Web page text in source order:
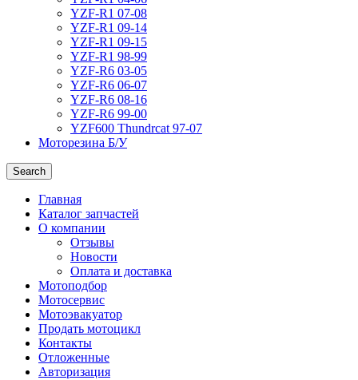
YZF-R1 07-08
YZF-R1 09-14
YZF-R1 09-15
YZF-R1 98-99
YZF-R6 03-05
YZF-R6 06-07
YZF-R6 08-16
YZF-R6 99-00
YZF600 Thundrcat 97-07
Моторезина Б/У
Search
Главная
Каталог запчастей
О компании
Отзывы
Новости
Оплата и доставка
Мотоподбор
Мотосервис
Мотоэвакуатор
Продать мотоцикл
Контакты
Отложенные
Авторизация